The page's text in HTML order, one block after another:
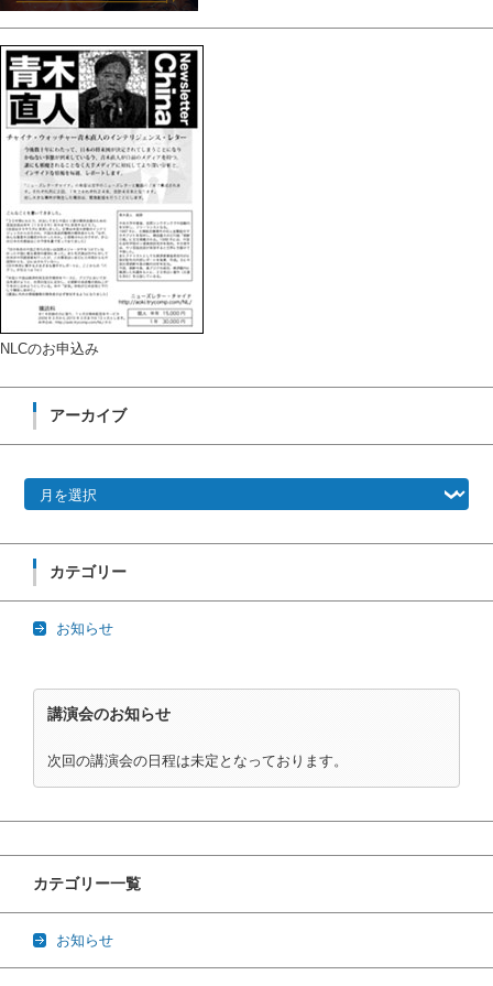
NLCのお申込み
アーカイブ
ア
カテゴリー
お知らせ
講演会のお知らせ
次回の講演会の日程は未定となっております。
カテゴリー一覧
お知らせ